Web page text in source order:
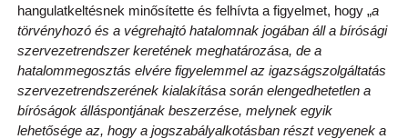
hangulatkeltésnek minősítette és felhívta a figyelmet, hogy „a
törvényhozó és a végrehajtó hatalomnak jogában áll a bírósági
szervezetrendszer keretének meghatározása, de a
hatalommegosztás elvére figyelemmel az igazságszolgáltatás
szervezetrendszerének kialakítása során elengedhetetlen a
bíróságok álláspontjának beszerzése, melynek egyik
lehetősége az, hogy a jogszabályalkotásban részt vegyenek a